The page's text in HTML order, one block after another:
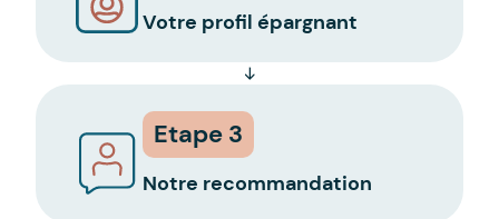
Votre profil épargnant
Etape 3
Notre recommandation